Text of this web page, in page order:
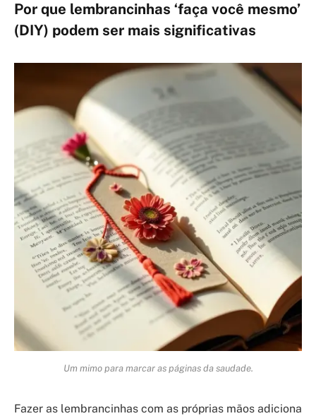
Por que lembrancinhas ‘faça você mesmo’
(DIY) podem ser mais significativas
Um mimo para marcar as páginas da saudade.
Fazer as lembrancinhas com as próprias mãos adiciona